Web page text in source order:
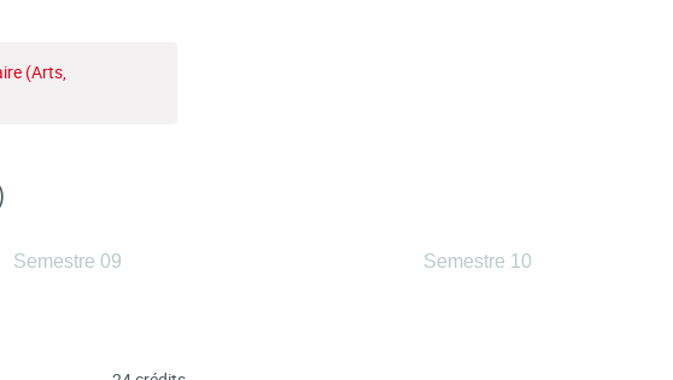
(Arts,
Semestre 09 Semestre 10